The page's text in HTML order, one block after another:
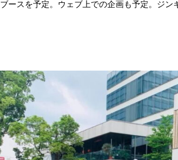
ースを予定。ウェブ上での企画も予定。ジン